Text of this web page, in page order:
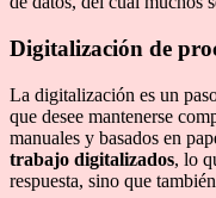
Digitalización de
La digitalización es un
que desee mantenerse
manuales y basados en
trabajo digitalizados, lo
respuesta, sino que